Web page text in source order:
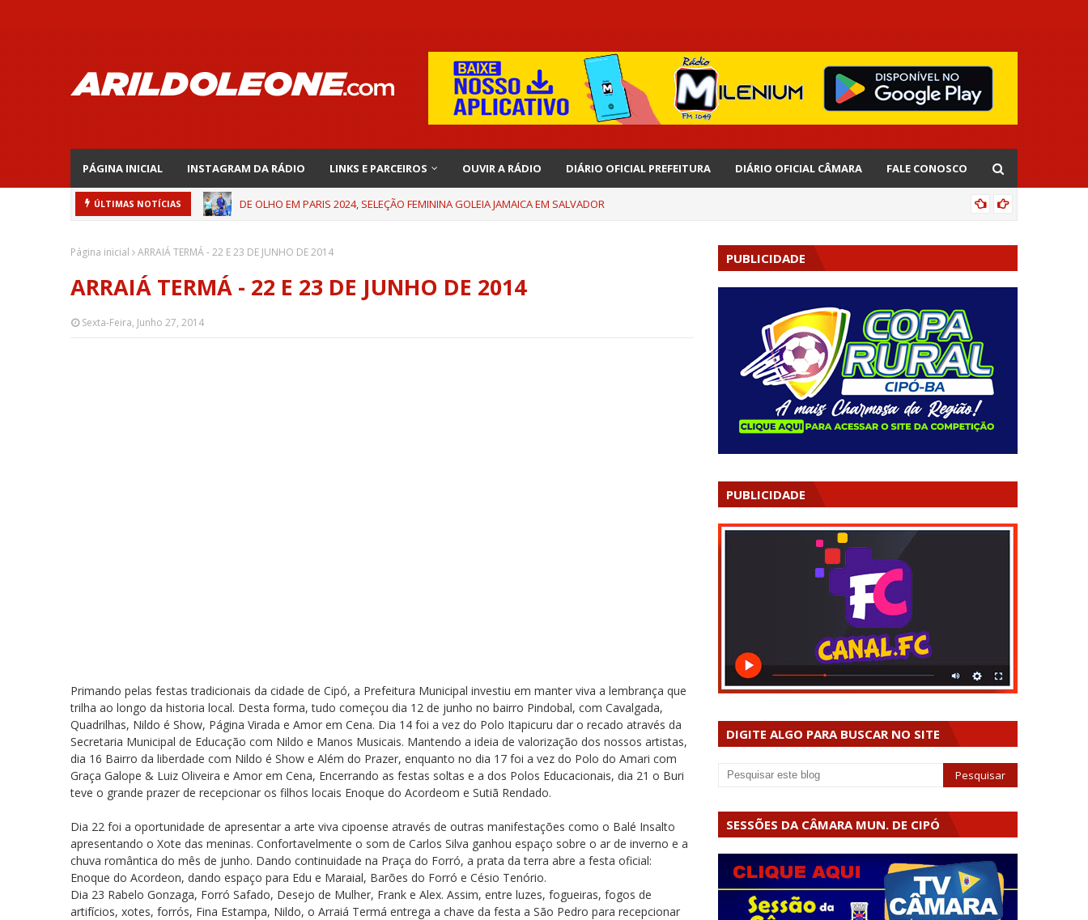
PÁGINA INICIAL INSTAGRAM DA RÁDIO LINKS E PARCEIROS OUVIR A RÁDIO DIÁRIO OFICIAL PREFEITURA DIÁRIO OFICIAL CÂMARA FALE CONOSCO
ÚLTIMAS NOTÍCIAS DE OLHO EM PARIS 2024, SELEÇÃO FEMININA GOLEIA JAMAICA EM SALVADOR
Página inicial ARRAIÁ TERMÁ - 22 E 23 DE JUNHO DE 2014
ARRAIÁ TERMÁ - 22 E 23 DE JUNHO DE 2014
Sexta-Feira, Junho 27, 2014
Primando pelas festas tradicionais da cidade de Cipó, a Prefeitura Municipal investiu em manter viva a lembrança que
trilha ao longo da historia local. Desta forma, tudo começou dia 12 de junho no bairro Pindobal, com Cavalgada,
Quadrilhas, Nildo é Show, Página Virada e Amor em Cena. Dia 14 foi a vez do Polo Itapicuru dar o recado através da
Secretaria Municipal de Educação com Nildo e Manos Musicais. Mantendo a ideia de valorização dos nossos artistas,
dia 16 Bairro da liberdade com Nildo é Show e Além do Prazer, enquanto no dia 17 foi a vez do Polo do Amari com
Graça Galope & Luiz Oliveira e Amor em Cena, Encerrando as festas soltas e a dos Polos Educacionais, dia 21 o Buri
teve o grande prazer de recepcionar os filhos locais Enoque do Acordeom e Sutiã Rendado.
Dia 22 foi a oportunidade de apresentar a arte viva cipoense através de outras manifestações como o Balé Insalto
apresentando o Xote das meninas. Confortavelmente o som de Carlos Silva ganhou espaço sobre o ar de inverno e a
chuva romântica do mês de junho. Dando continuidade na Praça do Forró, a prata da terra abre a festa oficial:
Enoque do Acordeon, dando espaço para Edu e Maraial, Barões do Forró e Césio Tenório.
Dia 23 Rabelo Gonzaga, Forró Safado, Desejo de Mulher, Frank e Alex. Assim, entre luzes, fogueiras, fogos de
artifícios, xotes, forrós, Fina Estampa, Nildo, o Arraiá Termá entrega a chave da festa a São Pedro para recepcionar
PUBLICIDADE
PUBLICIDADE
DIGITE ALGO PARA BUSCAR NO SITE
SESSÕES DA CÂMARA MUN. DE CIPÓ